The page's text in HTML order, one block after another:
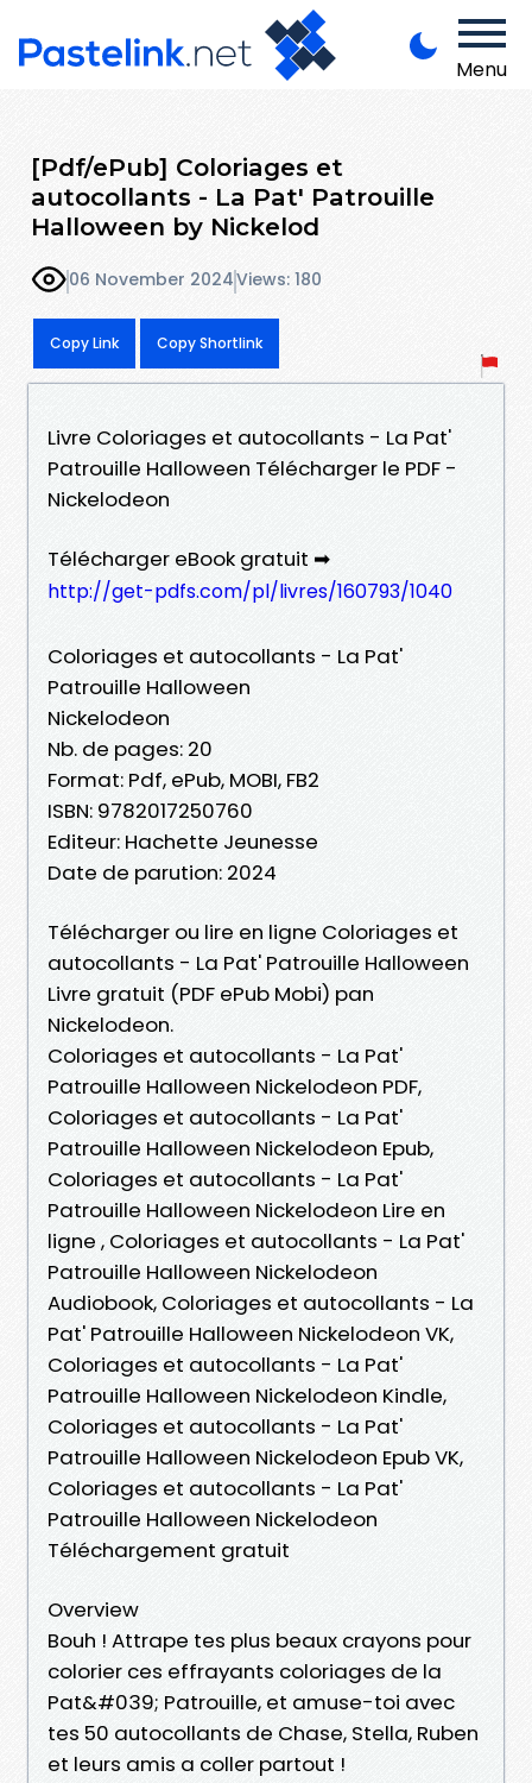
Menu
[Pdf/ePub] Coloriages et
autocollants - La Pat' Patrouille
Halloween by Nickelod
06 November 2024Views: 180
Copy Link Copy Shortlink
Livre Coloriages et autocollants - La Pat'
Patrouille Halloween Télécharger le PDF -
Nickelodeon
Télécharger eBook gratuit ➡
http://get-pdfs.com/pl/livres/160793/1040
Coloriages et autocollants - La Pat'
Patrouille Halloween
Nickelodeon
Nb. de pages: 20
Format: Pdf, ePub, MOBI, FB2
ISBN: 9782017250760
Editeur: Hachette Jeunesse
Date de parution: 2024
Télécharger ou lire en ligne Coloriages et
autocollants - La Pat' Patrouille Halloween
Livre gratuit (PDF ePub Mobi) pan
Nickelodeon.
Coloriages et autocollants - La Pat'
Patrouille Halloween Nickelodeon PDF,
Coloriages et autocollants - La Pat'
Patrouille Halloween Nickelodeon Epub,
Coloriages et autocollants - La Pat'
Patrouille Halloween Nickelodeon Lire en
ligne , Coloriages et autocollants - La Pat'
Patrouille Halloween Nickelodeon
Audiobook, Coloriages et autocollants - La
Pat' Patrouille Halloween Nickelodeon VK,
Coloriages et autocollants - La Pat'
Patrouille Halloween Nickelodeon Kindle,
Coloriages et autocollants - La Pat'
Patrouille Halloween Nickelodeon Epub VK,
Coloriages et autocollants - La Pat'
Patrouille Halloween Nickelodeon
Téléchargement gratuit
Overview
Bouh ! Attrape tes plus beaux crayons pour
colorier ces effrayants coloriages de la
Pat&#039; Patrouille, et amuse-toi avec
tes 50 autocollants de Chase, Stella, Ruben
et leurs amis a coller partout !